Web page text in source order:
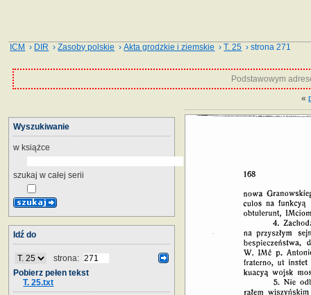
ICM › DIR ›Zasoby polskie ›Akta grodzkie i ziemskie ›T. 25 › strona 271
Podstawowym
«
Wyszukiwanie
w książce
szukaj w całej serii
Idź do
strona:
Pobierz pełen tekst
T. 25.txt